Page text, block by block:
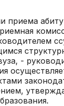
приема
-